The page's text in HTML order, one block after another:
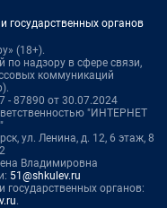
государственных органов
(18+).
по надзору в сфере связи,
коммуникаций
87890 от 30.07.2024
"ИНТЕРНЕТ
ул. Ленина, д. 12, 6 этаж, 8
Владимировна
51@shkulev.ru
органов:
.